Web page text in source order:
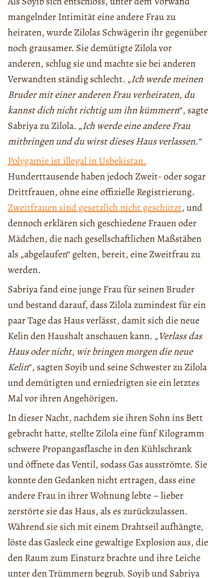
mangelnder Intimität eine andere Frau zu
heiraten, wurde Zilolas Schwägerin ihr gegenüber
noch grausamer. Sie demütigte Zilola vor
anderen, schlug sie und machte sie bei anderen
Verwandten ständig schlecht. „Ich werde meinen
Bruder mit einer anderen Frau verheiraten, du
kannst dich nicht richtig um ihn kümmern“, sagte
Sabriya zu Zilola. „Ich werde eine andere Frau
mitbringen und du wirst dieses Haus verlassen.“
Polygamie ist illegal in Usbekistan.
Hunderttausende haben jedoch Zweit- oder sogar
Drittfrauen, ohne eine offizielle Registrierung.
Zweitfrauen sind gesetzlich nicht geschützt, und
dennoch erklären sich geschiedene Frauen oder
Mädchen, die nach gesellschaftlichen Maßstäben
als „abgelaufen“ gelten, bereit, eine Zweitfrau zu
werden.
Sabriya fand eine junge Frau für seinen Bruder
und bestand darauf, dass Zilola zumindest für ein
paar Tage das Haus verlässt, damit sich die neue
Kelin den Haushalt anschauen kann. „Verlass das
Haus oder nicht, wir bringen morgen die neue
Kelin“, sagten Soyib und seine Schwester zu Zilola
und demütigten und erniedrigten sie ein letztes
Mal vor ihren Angehörigen.
In dieser Nacht, nachdem sie ihren Sohn ins Bett
gebracht hatte, stellte Zilola eine fünf Kilogramm
schwere Propangasflasche in den Kühlschrank
und öffnete das Ventil, sodass Gas ausströmte. Sie
konnte den Gedanken nicht ertragen, dass eine
andere Frau in ihrer Wohnung lebte – lieber
zerstörte sie das Haus, als es zurückzulassen.
Während sie sich mit einem Drahtseil aufhängte,
löste das Gasleck eine gewaltige Explosion aus, die
den Raum zum Einsturz brachte und ihre Leiche
unter den Trümmern begrub. Soyib und Sabriya